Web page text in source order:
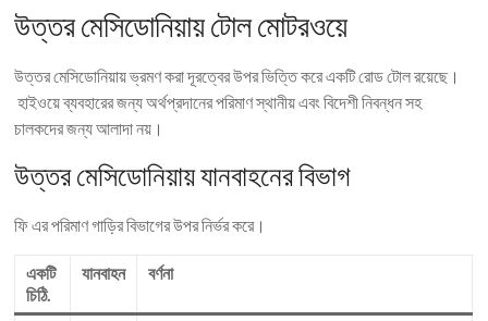
উত্তর মেসিডোনিয়ায় টোল মোটরওয়ে
উত্তর মেসিডোনিয়ায় ভ্রমণ করা দূরত্বের উপর ভিত্তি করে একটি রোড টোল রয়েছে।
হাইওয়ে ব্যবহারের জন্য অর্থপ্রদানের পরিমাণ স্থানীয় এবং বিদেশী নিবন্ধন সহ
চালকদের জন্য আলাদা নয়।
উত্তর মেসিডোনিয়ায় যানবাহনের বিভাগ
ফি এর পরিমাণ গাড়ির বিভাগের উপর নির্ভর করে।
একটি
চিঠি.
যানবাহন বর্ণনা